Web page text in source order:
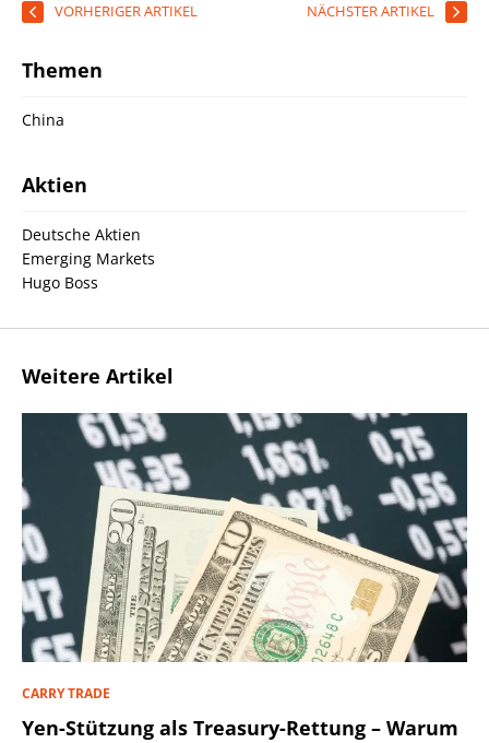
VORHERIGER ARTIKEL NÄCHSTER ARTIKEL
Themen
China
Aktien
Deutsche Aktien
Emerging Markets
Hugo Boss
Weitere Artikel
CARRY TRADE
Yen-Stützung als Treasury-Rettung – Warum